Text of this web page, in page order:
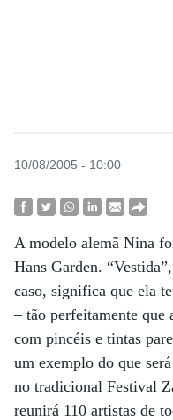
10/08/2005 - 10:00
A modelo alemã Nina
Hans Garden.
caso, significa que ela
– tão perfeitamente que
com pincéis e tintas
um exemplo do que
no tradicional Festival
reunirá 110 artistas de